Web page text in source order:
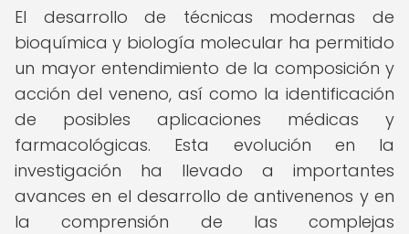
El desarrollo de técnicas modernas de
bioquímica y biología molecular ha permitido
un mayor entendimiento de la composición y
acción del veneno, así como la identificación
de posibles aplicaciones médicas y
farmacológicas. Esta evolución en la
investigación ha llevado a importantes
avances en el desarrollo de antivenenos y en
la comprensión de las complejas